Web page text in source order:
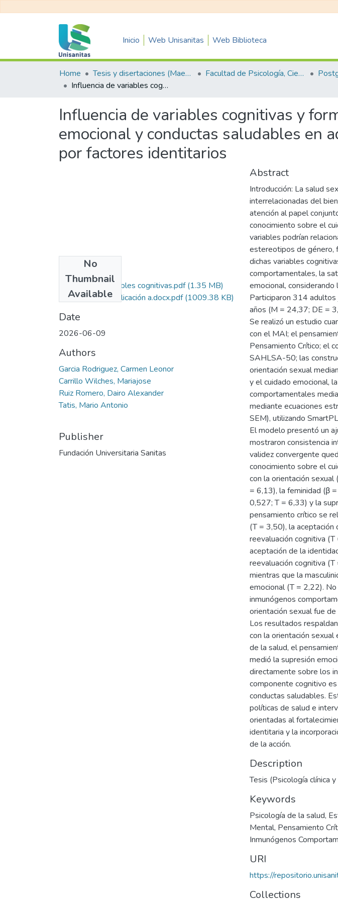
Inicio Web Unisanitas Web Biblioteca
Home Tesis y disertaciones (Maestrías) Facultad de Psicología, Ciencias Sociales y de la Educación
Influencia de variables cognitivas y formativas sobre el bienestar sexual, emocional y conductas saludables en adultos jóvenes universitarios, mediada por factores identitarios
Influencia de variables cognitivas y
emocional y conductas saludables en
por factores identitarios
No
Thumbnail
Available
Influencia de variables cognitivas.pdf(1.35 MB)
Licencia de publicación a.docx.pdf(1009.38 KB)
Date
2026-06-09
Authors
Garcia Rodriguez, Carmen Leonor
Carrillo Wilches, Mariajose
Ruiz Romero, Dairo Alexander
Tatis, Mario Antonio
Publisher
Fundación Universitaria Sanitas
Abstract
Introducción: La salud
interrelacionadas del
atención al papel
conocimiento sobre el
variables podrían
estereotipos de género,
dichas variables
comportamentales, la
emocional,
Participaron 314
años (M = 24,37; DE =
Se realizó un estudio
con el MAI; el
Pensamiento Crítico; el
SAHLSA-50; las
orientación sexual
y el cuidado emocional,
comportamentales
mediante ecuaciones
SEM), utilizando
El modelo presentó un
mostraron consistencia
validez convergente
conocimiento sobre el
con la orientación
= 6,13), la feminidad (β
0,527; T = 6,33) y la
pensamiento crítico se
(T = 3,50), la aceptación
reevaluación cognitiva
aceptación de la
reevaluación cognitiva
mientras que la
emocional (T = 2,22).
inmunógenos
orientación sexual fue
Los resultados
con la orientación
de la salud, el
medió la supresión
directamente sobre los
componente cognitivo
conductas saludables.
políticas de salud e
orientadas al
identitaria y la
de la acción.
Description
Tesis (Psicología clínica
Keywords
Psicología de la salud,
Mental, Pensamiento
Inmunógenos
URI
https://
Collections